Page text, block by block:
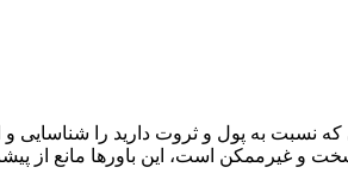
نسبت به پول و ثروت دارید را شناسایی و
غیرممکن است، این باورها مانع از